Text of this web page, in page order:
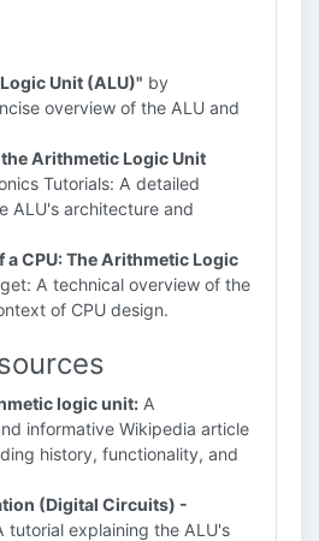
Unit (ALU)" by
overview of the ALU and
Arithmetic Logic Unit
Tutorials: A detailed
ALU's architecture and
a CPU: The Arithmetic Logic
A technical overview of the
of CPU design.
logic unit: A
informative Wikipedia article
history, functionality, and
(Digital Circuits) -
tutorial explaining the ALU's